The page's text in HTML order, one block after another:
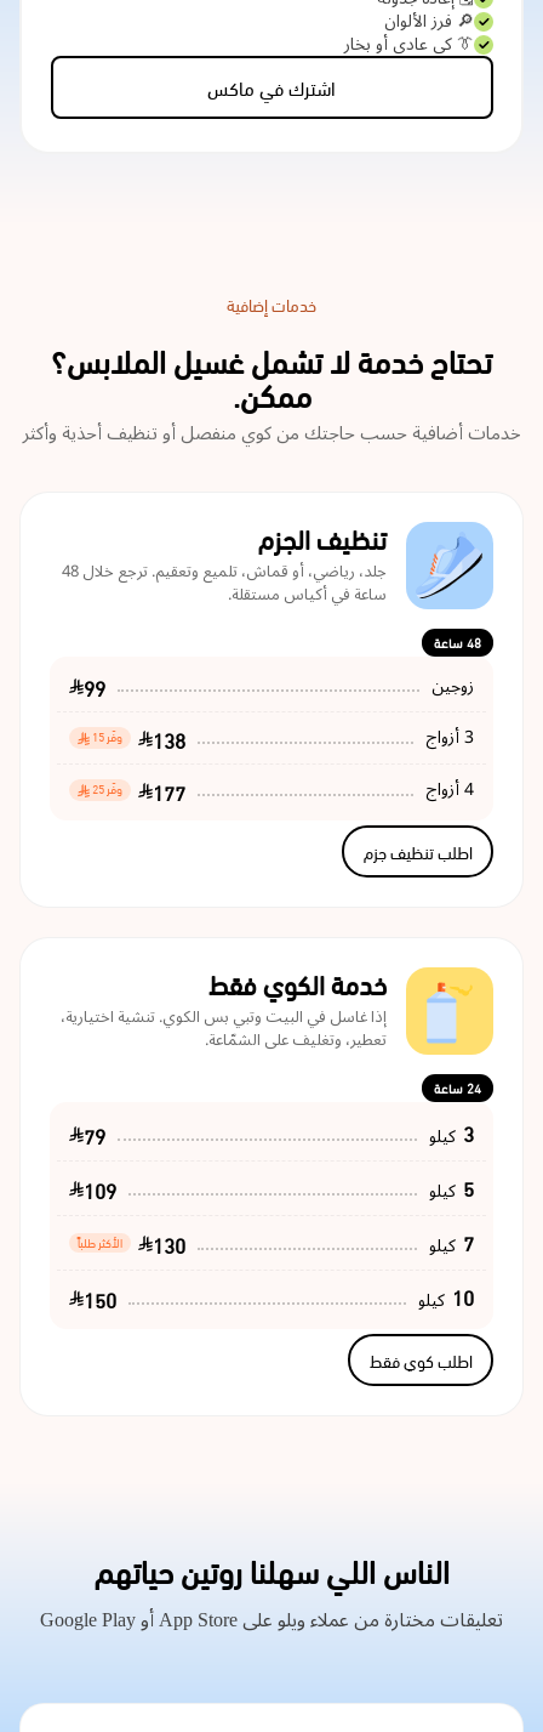
🔎 فرز الألوان
👔 كي عادي أو بخار
اشترك في ماكس
خدمات إضافية
تحتاج خدمة لا تشمل غسيل الملابس؟
ممكن.
خدمات أضافية حسب حاجتك من كوي منفصل أو تنظيف أحذية وأكثر
تنظيف الجزم
جلد، رياضي، أو قماش، تلميع وتعقيم. ترجع خلال 48
ساعة في أكياس مستقلة.
48 ساعة
زوجين 99
3 أزواج 138 وفّر 15
4 أزواج 177 وفّر 25
اطلب تنظيف جزم
خدمة الكوي فقط
إذا غاسل في البيت وتبي بس الكوي. تنشية اختيارية،
تعطير، وتغليف على الشمّاعة.
24 ساعة
3 كيلو
79
5 كيلو
109
7 كيلو 130 الأكثر طلباً
10 كيلو 150
اطلب كوي فقط
الناس اللي سهلنا روتين حياتهم
تعليقات مختارة من عملاء ويلو على App Store أو Google Play